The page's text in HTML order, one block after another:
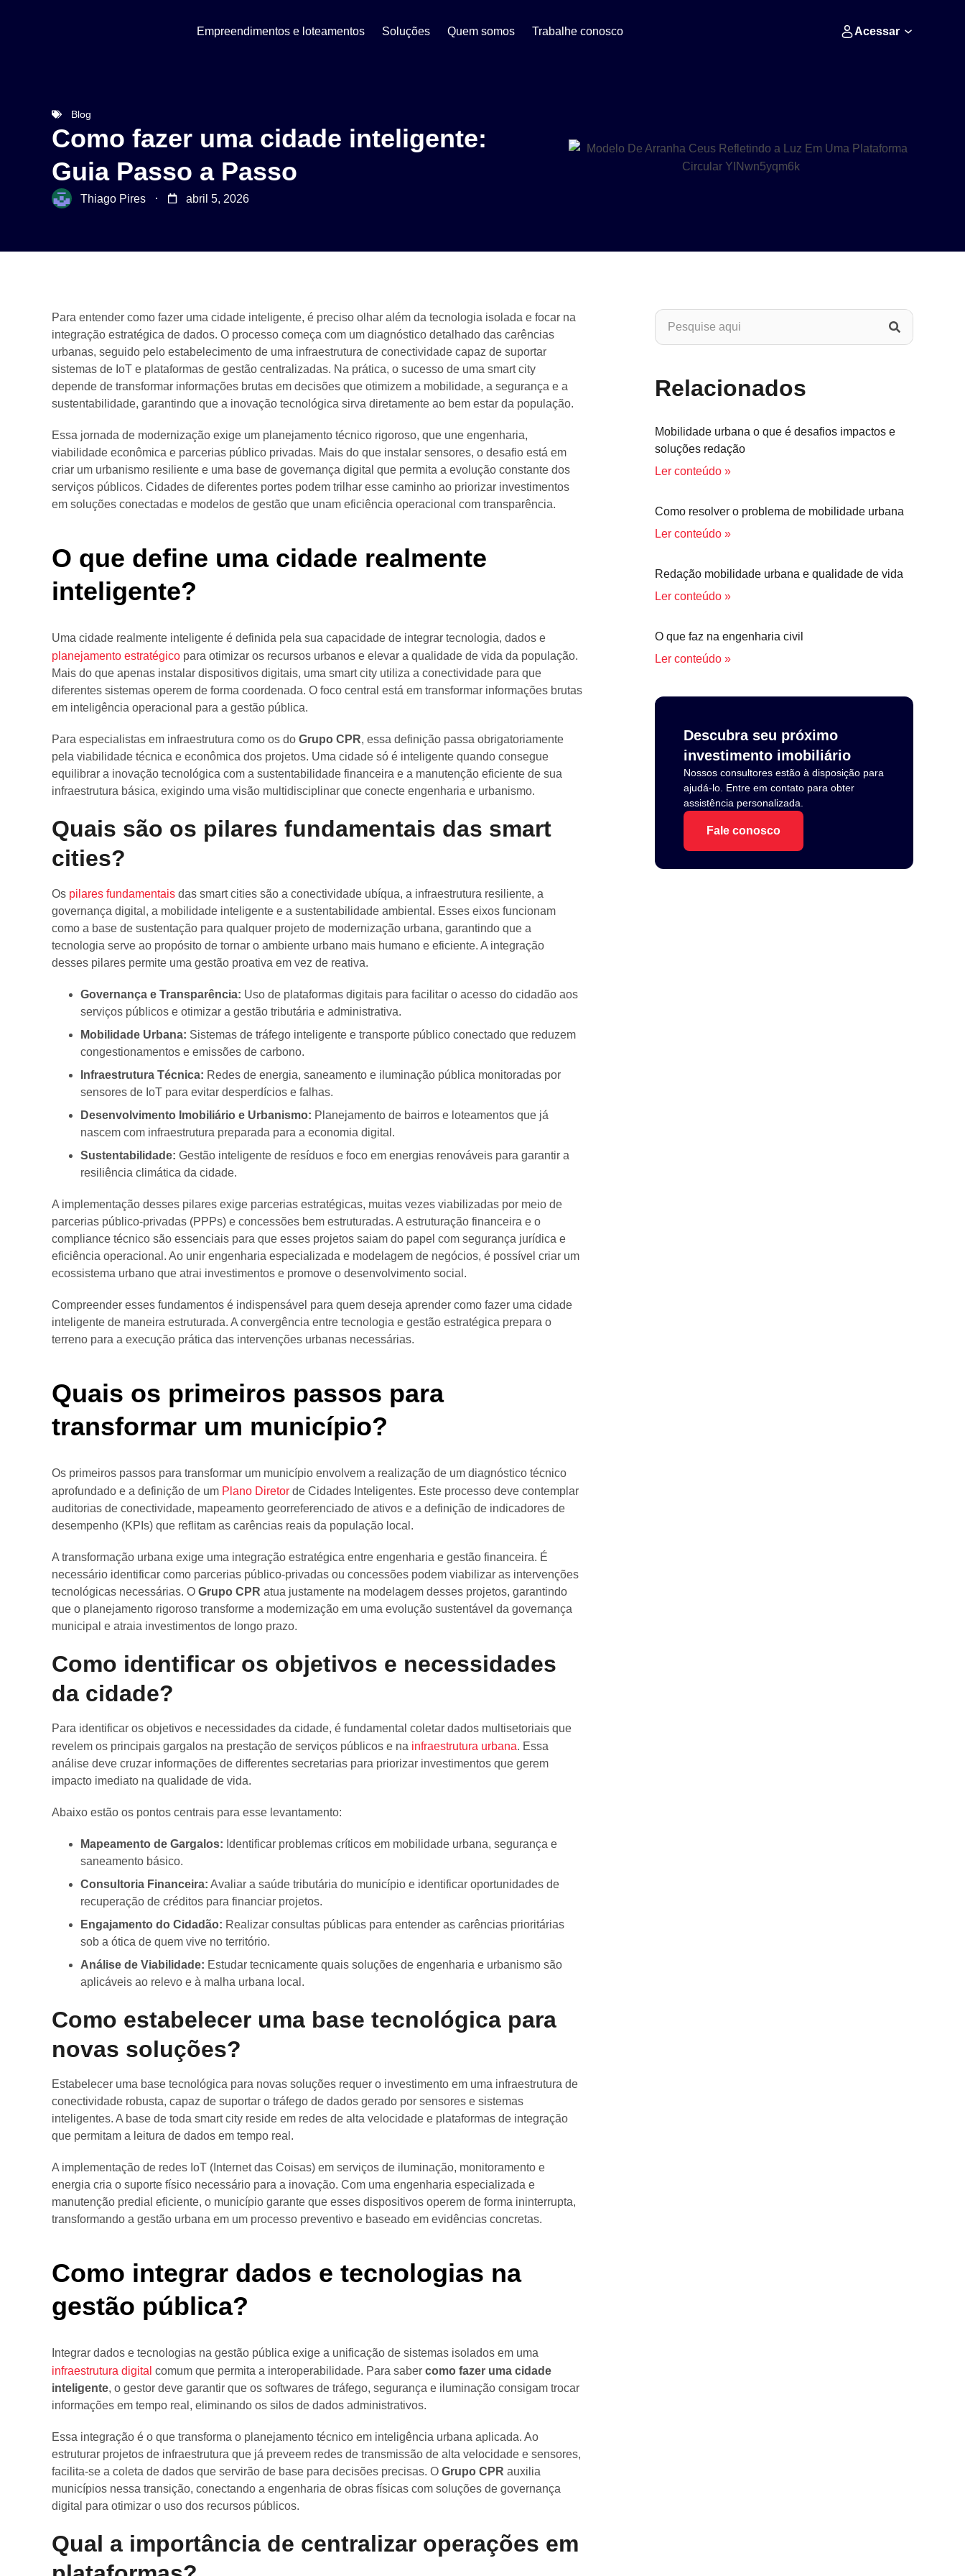
Empreendimentos e loteamentos Soluções Quem somos Trabalhe conosco Acessar
Blog
Como fazer uma cidade inteligente:
Guia Passo a Passo
Thiago Pires abril 5, 2026
Para entender como fazer uma cidade inteligente, é preciso olhar além da tecnologia isolada e focar na
integração estratégica de dados. O processo começa com um diagnóstico detalhado das carências
urbanas, seguido pelo estabelecimento de uma infraestrutura de conectividade capaz de suportar
sistemas de IoT e plataformas de gestão centralizadas. Na prática, o sucesso de uma smart city
depende de transformar informações brutas em decisões que otimizem a mobilidade, a segurança e a
sustentabilidade, garantindo que a inovação tecnológica sirva diretamente ao bem estar da população.
Essa jornada de modernização exige um planejamento técnico rigoroso, que une engenharia,
viabilidade econômica e parcerias público privadas. Mais do que instalar sensores, o desafio está em
criar um urbanismo resiliente e uma base de governança digital que permita a evolução constante dos
serviços públicos. Cidades de diferentes portes podem trilhar esse caminho ao priorizar investimentos
em soluções conectadas e modelos de gestão que unam eficiência operacional com transparência.
O que define uma cidade realmente
inteligente?
Uma cidade realmente inteligente é definida pela sua capacidade de integrar tecnologia, dados e
planejamento estratégico para otimizar os recursos urbanos e elevar a qualidade de vida da população.
Mais do que apenas instalar dispositivos digitais, uma smart city utiliza a conectividade para que
diferentes sistemas operem de forma coordenada. O foco central está em transformar informações brutas
em inteligência operacional para a gestão pública.
Para especialistas em infraestrutura como os do Grupo CPR, essa definição passa obrigatoriamente
pela viabilidade técnica e econômica dos projetos. Uma cidade só é inteligente quando consegue
equilibrar a inovação tecnológica com a sustentabilidade financeira e a manutenção eficiente de sua
infraestrutura básica, exigindo uma visão multidisciplinar que conecte engenharia e urbanismo.
Quais são os pilares fundamentais das smart
cities?
Os pilares fundamentais das smart cities são a conectividade ubíqua, a infraestrutura resiliente, a
governança digital, a mobilidade inteligente e a sustentabilidade ambiental. Esses eixos funcionam
como a base de sustentação para qualquer projeto de modernização urbana, garantindo que a
tecnologia serve ao propósito de tornar o ambiente urbano mais humano e eficiente. A integração
desses pilares permite uma gestão proativa em vez de reativa.
Governança e Transparência: Uso de plataformas digitais para facilitar o acesso do cidadão aos
serviços públicos e otimizar a gestão tributária e administrativa.
Mobilidade Urbana: Sistemas de tráfego inteligente e transporte público conectado que reduzem
congestionamentos e emissões de carbono.
Infraestrutura Técnica: Redes de energia, saneamento e iluminação pública monitoradas por
sensores de IoT para evitar desperdícios e falhas.
Desenvolvimento Imobiliário e Urbanismo: Planejamento de bairros e loteamentos que já
nascem com infraestrutura preparada para a economia digital.
Sustentabilidade: Gestão inteligente de resíduos e foco em energias renováveis para garantir a
resiliência climática da cidade.
A implementação desses pilares exige parcerias estratégicas, muitas vezes viabilizadas por meio de
parcerias público-privadas (PPPs) e concessões bem estruturadas. A estruturação financeira e o
compliance técnico são essenciais para que esses projetos saiam do papel com segurança jurídica e
eficiência operacional. Ao unir engenharia especializada e modelagem de negócios, é possível criar um
ecossistema urbano que atrai investimentos e promove o desenvolvimento social.
Compreender esses fundamentos é indispensável para quem deseja aprender como fazer uma cidade
inteligente de maneira estruturada. A convergência entre tecnologia e gestão estratégica prepara o
terreno para a execução prática das intervenções urbanas necessárias.
Quais os primeiros passos para
transformar um município?
Os primeiros passos para transformar um município envolvem a realização de um diagnóstico técnico
aprofundado e a definição de um Plano Diretor de Cidades Inteligentes. Este processo deve contemplar
auditorias de conectividade, mapeamento georreferenciado de ativos e a definição de indicadores de
desempenho (KPIs) que reflitam as carências reais da população local.
A transformação urbana exige uma integração estratégica entre engenharia e gestão financeira. É
necessário identificar como parcerias público-privadas ou concessões podem viabilizar as intervenções
tecnológicas necessárias. O Grupo CPR atua justamente na modelagem desses projetos, garantindo
que o planejamento rigoroso transforme a modernização em uma evolução sustentável da governança
municipal e atraia investimentos de longo prazo.
Como identificar os objetivos e necessidades
da cidade?
Para identificar os objetivos e necessidades da cidade, é fundamental coletar dados multisetoriais que
revelem os principais gargalos na prestação de serviços públicos e na infraestrutura urbana. Essa
análise deve cruzar informações de differentes secretarias para priorizar investimentos que gerem
impacto imediato na qualidade de vida.
Abaixo estão os pontos centrais para esse levantamento:
Mapeamento de Gargalos: Identificar problemas críticos em mobilidade urbana, segurança e
saneamento básico.
Consultoria Financeira: Avaliar a saúde tributária do município e identificar oportunidades de
recuperação de créditos para financiar projetos.
Engajamento do Cidadão: Realizar consultas públicas para entender as carências prioritárias
sob a ótica de quem vive no território.
Análise de Viabilidade: Estudar tecnicamente quais soluções de engenharia e urbanismo são
aplicáveis ao relevo e à malha urbana local.
Como estabelecer uma base tecnológica para
novas soluções?
Estabelecer uma base tecnológica para novas soluções requer o investimento em uma infraestrutura de
conectividade robusta, capaz de suportar o tráfego de dados gerado por sensores e sistemas
inteligentes. A base de toda smart city reside em redes de alta velocidade e plataformas de integração
que permitam a leitura de dados em tempo real.
A implementação de redes IoT (Internet das Coisas) em serviços de iluminação, monitoramento e
energia cria o suporte físico necessário para a inovação. Com uma engenharia especializada e
manutenção predial eficiente, o município garante que esses dispositivos operem de forma ininterrupta,
transformando a gestão urbana em um processo preventivo e baseado em evidências concretas.
Como integrar dados e tecnologias na
gestão pública?
Integrar dados e tecnologias na gestão pública exige a unificação de sistemas isolados em uma
infraestrutura digital comum que permita a interoperabilidade. Para saber como fazer uma cidade
inteligente, o gestor deve garantir que os softwares de tráfego, segurança e iluminação consigam trocar
informações em tempo real, eliminando os silos de dados administrativos.
Essa integração é o que transforma o planejamento técnico em inteligência urbana aplicada. Ao
estruturar projetos de infraestrutura que já preveem redes de transmissão de alta velocidade e sensores,
facilita-se a coleta de dados que servirão de base para decisões precisas. O Grupo CPR auxilia
municípios nessa transição, conectando a engenharia de obras físicas com soluções de governança
digital para otimizar o uso dos recursos públicos.
Qual a importância de centralizar operações em
Relacionados
Mobilidade urbana o que é desafios impactos e
soluções redação
Ler conteúdo »
Como resolver o problema de mobilidade urbana
Ler conteúdo »
Redação mobilidade urbana e qualidade de vida
Ler conteúdo »
O que faz na engenharia civil
Ler conteúdo »
Descubra seu próximo
investimento imobiliário
Nossos consultores estão à disposição para
ajudá-lo. Entre em contato para obter
assistência personalizada.
Fale conosco